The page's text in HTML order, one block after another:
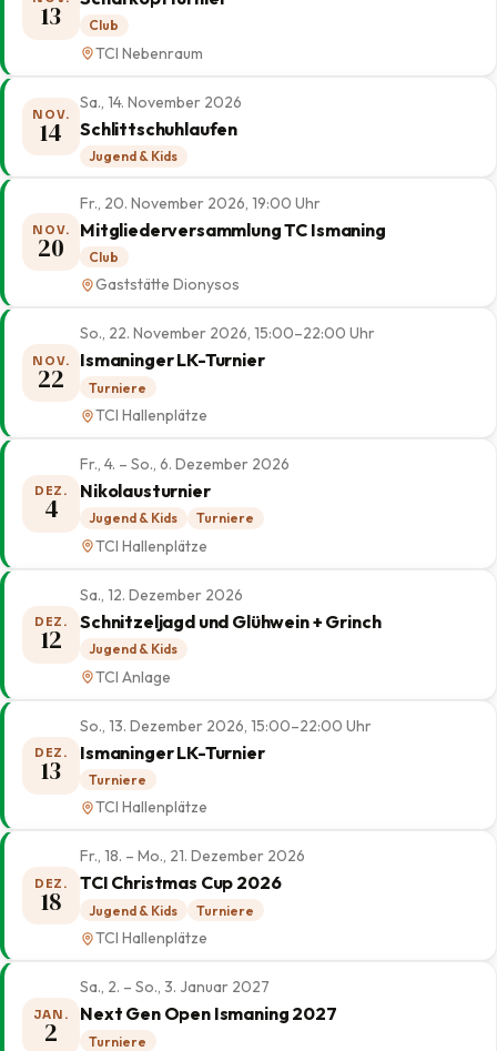
13 Club
TCI Nebenraum
NOV.
14
Sa., 14. November 2026
Schlittschuhlaufen
Jugend & Kids
NOV.
20
Fr., 20. November 2026, 19:00 Uhr
Mitgliederversammlung TC Ismaning
Club
Gaststätte Dionysos
NOV.
22
So., 22. November 2026, 15:00–22:00 Uhr
Ismaninger LK-Turnier
Turniere
TCI Hallenplätze
DEZ.
4
Fr., 4. – So., 6. Dezember 2026
Nikolausturnier
Jugend & Kids Turniere
TCI Hallenplätze
DEZ.
12
Sa., 12. Dezember 2026
Schnitzeljagd und Glühwein + Grinch
Jugend & Kids
TCI Anlage
DEZ.
13
So., 13. Dezember 2026, 15:00–22:00 Uhr
Ismaninger LK-Turnier
Turniere
TCI Hallenplätze
DEZ.
18
Fr., 18. – Mo., 21. Dezember 2026
TCI Christmas Cup 2026
Jugend & Kids Turniere
TCI Hallenplätze
JAN.
2
Sa., 2. – So., 3. Januar 2027
Next Gen Open Ismaning 2027
Turniere